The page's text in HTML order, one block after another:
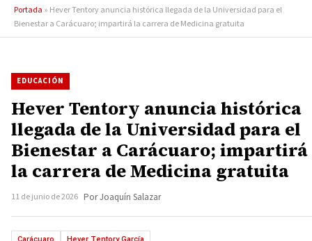
Portada » Hever Tentory anuncia histórica llegada de la Universidad para el
Bienestar a Carácuaro; impartirá la carrera de Medicina gratuita
EDUCACIÓN
Hever Tentory anuncia histórica
llegada de la Universidad para el
Bienestar a Carácuaro; impartirá
la carrera de Medicina gratuita
11 de junio de 2026 Por Joaquín Salazar